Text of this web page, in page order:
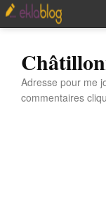
Adresse pour me
commentaires